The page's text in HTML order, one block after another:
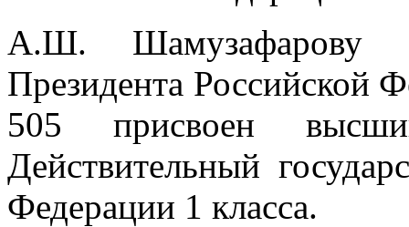
А.Ш. Шамузафарову
Президента Российской
505 присвоен
Действительный
Федерации 1 класса.